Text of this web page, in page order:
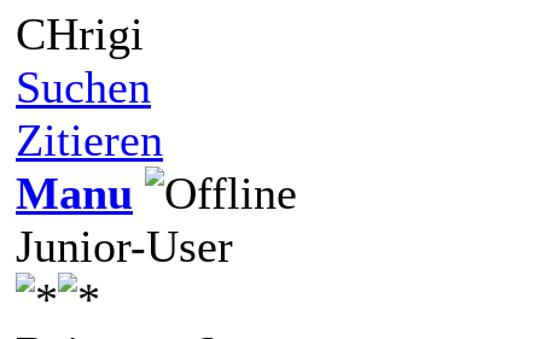
CHrigi
Suchen
Zitieren
Manu
Junior-User